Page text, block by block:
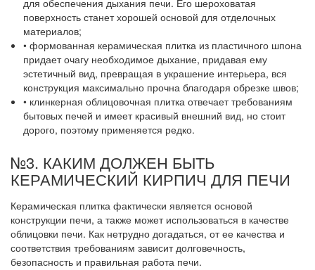
для обеспечения дыхания печи. Его шероховатая
поверхность станет хорошей основой для отделочных
материалов;
• формованная керамическая плитка из пластичного шпона
придает очагу необходимое дыхание, придавая ему
эстетичный вид, превращая в украшение интерьера, вся
конструкция максимально прочна благодаря обрезке швов;
• клинкерная облицовочная плитка отвечает требованиям
бытовых печей и имеет красивый внешний вид, но стоит
дорого, поэтому применяется редко.
№3. КАКИМ ДОЛЖЕН БЫТЬ
КЕРАМИЧЕСКИЙ КИРПИЧ ДЛЯ ПЕЧИ
Керамическая плитка фактически является основой
конструкции печи, а также может использоваться в качестве
облицовки печи. Как нетрудно догадаться, от ее качества и
соответствия требованиям зависит долговечность,
безопасность и правильная работа печи.